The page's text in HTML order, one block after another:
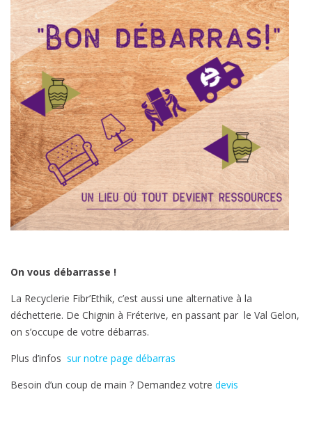
On vous débarrasse !
La Recyclerie Fibr’Ethik, c’est aussi une alternative à la
déchetterie. De Chignin à Fréterive, en passant par le Val Gelon,
on s’occupe de votre débarras.
Plus d’infos sur notre page débarras
Besoin d’un coup de main ? Demandez votre devis